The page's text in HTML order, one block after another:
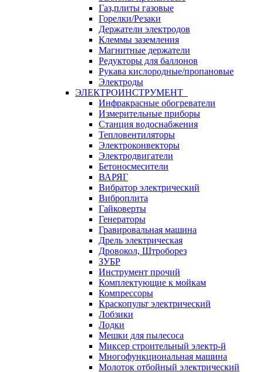
Газ,плиты газовые
Горелки/Резаки
Держатели электродов
Клеммы заземления
Магнитные держатели
Редукторы для баллонов
Рукава кислородные/пропановые
Электроды
ЭЛЕКТРОИНСТРУМЕНТ
Инфракрасные обогреватели
Измерительные приборы
Станция водоснабжения
Тепловентиляторы
Электроконвекторы
Электродвигатели
Бетоносмесители
ВАРЯГ
Вибратор электрический
Виброплита
Гайковерты
Генераторы
Гравировальная машина
Дрель электрическая
Дровокол, Штроборез
ЗУБР
Инструмент прочий
Комплектующие к мойкам
Компрессоры
Краскопульт электрический
Лобзики
Лодки
Мешки для пылесоса
Миксер строительный электр-й
Многофункциональная машина
Молоток отбойный электрический